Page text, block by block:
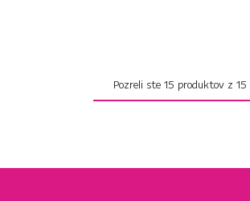
Pozreli ste 15 produktov z 15